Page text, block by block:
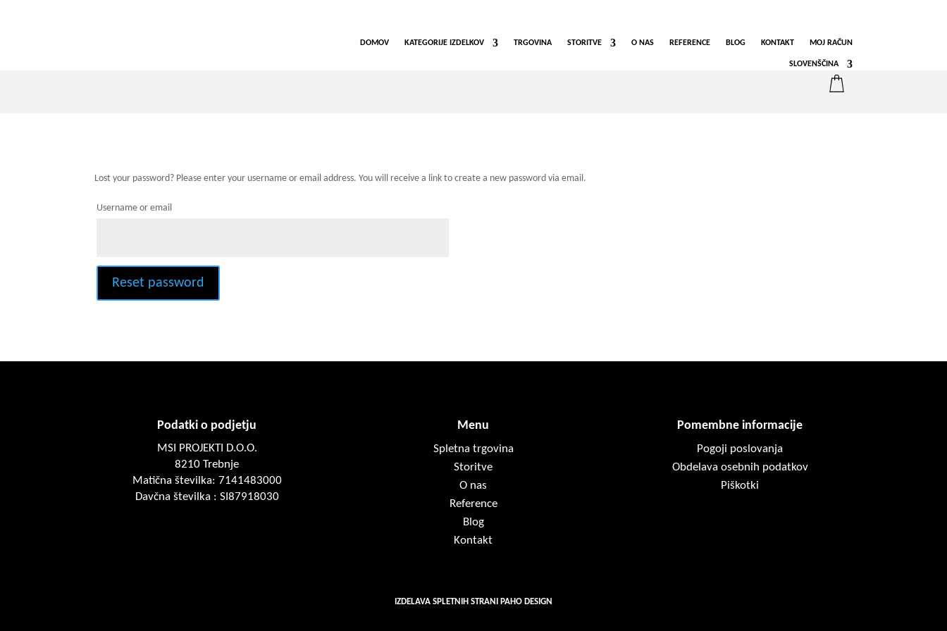
DOMOV KATEGORIJE IZDELKOV TRGOVINA STORITVE O NAS REFERENCE BLOG KONTAKT MOJ RAČUN
SLOVENŠČINA
Lost your password? Please enter your username or email address. You will receive a link to create a new password via email.
Username or email
Reset password
Podatki o podjetju
MSI PROJEKTI D.O.O.
8210 Trebnje
Matična številka: 7141483000
Davčna številka : SI87918030
Menu
Spletna trgovina
Storitve
O nas
Reference
Blog
Kontakt
Pomembne informacije
Pogoji poslovanja
Obdelava osebnih podatkov
Piškotki
IZDELAVA SPLETNIH STRANI PAHO DESIGN